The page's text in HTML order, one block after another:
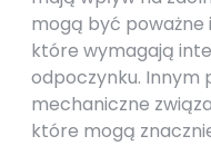
mogą być poważne
które wymagają
odpoczynku. Innym
mechaniczne
które mogą